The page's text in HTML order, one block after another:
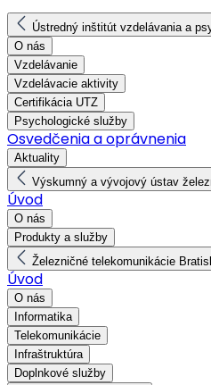
Ústredný inštitút vzdelávania a
O nás
Vzdelávanie
Vzdelávacie aktivity
Certifikácia UTZ
Psychologické služby
Osvedčenia a oprávnenia
Aktuality
Výskumný a vývojový ústav
Úvod
O nás
Produkty a služby
Železničné telekomunikácie
Úvod
O nás
Informatika
Telekomunikácie
Infraštruktúra
Doplnkové služby